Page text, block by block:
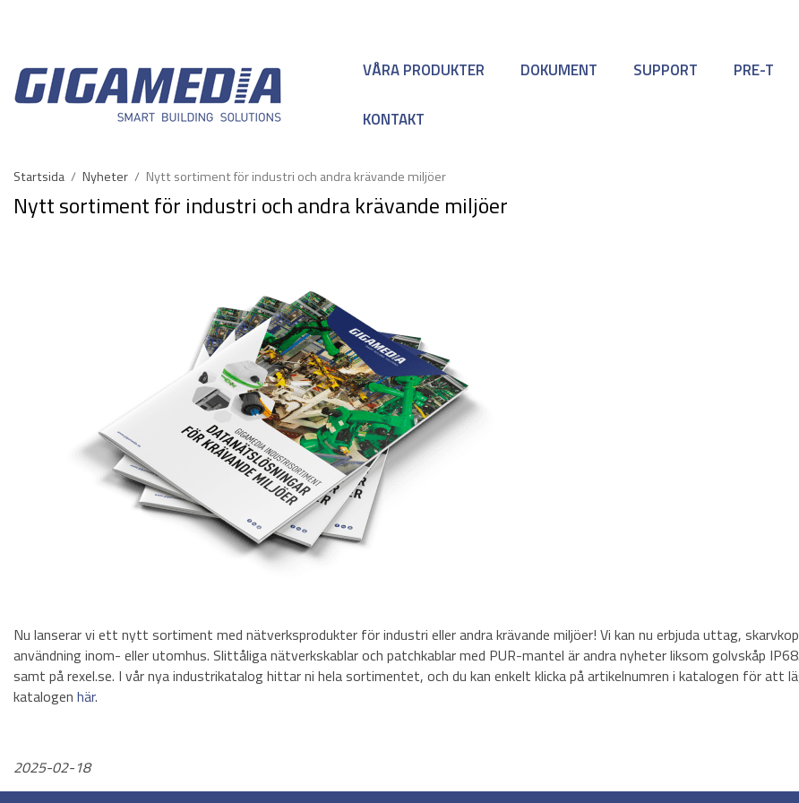
VÅRA PRODUKTER DOKUMENT SUPPORT PRE-T
KONTAKT
Startsida / Nyheter / Nytt sortiment för industri och andra krävande miljöer
Nytt sortiment för industri och andra krävande miljöer
Nu lanserar vi ett nytt sortiment med nätverksprodukter för industri eller andra krävande miljöer! Vi kan nu erbjuda uttag,
användning inom- eller utomhus. Slittåliga nätverkskablar och patchkablar med PUR-mantel är andra nyheter liksom golvskåp
samt på rexel.se. I vår nya industrikatalog hittar ni hela sortimentet, och du kan enkelt klicka på artikelnumren i katalogen för att
katalogen här.
2025-02-18